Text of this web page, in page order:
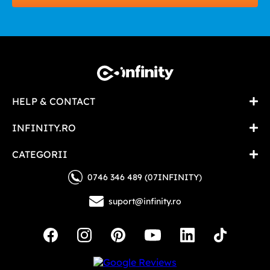
HELP & CONTACT
INFINITY.RO
CATEGORII
0746 346 489 (07INFINITY)
suport@infinity.ro